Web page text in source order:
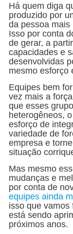
Há quem diga
produzido por
da pessoa mais
Isso por conta
de gerar, a
capacidades e
desenvolvidas
mesmo esforço
Equipes bem
vez mais a
que esses
heterogêneos,
esforço de
variedade de
empresa e
situação
Mas mesmo
mudanças e
por conta de
equipes ainda
isso que vamos
está sendo
próximos anos.